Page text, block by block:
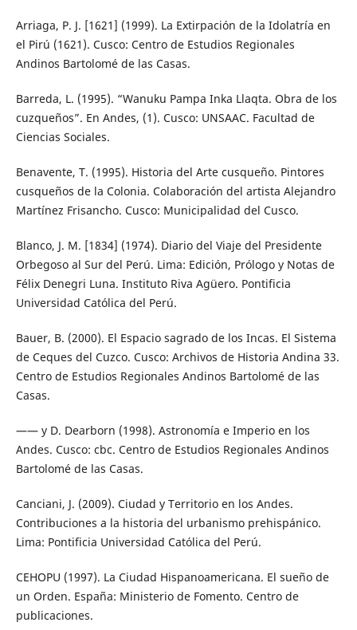
Arriaga, P. J. [1621] (1999). La Extirpación de la Idolatría en
el Pirú (1621). Cusco: Centro de Estudios Regionales
Andinos Bartolomé de las Casas.
Barreda, L. (1995). “Wanuku Pampa Inka Llaqta. Obra de los
cuzqueños”. En Andes, (1). Cusco: UNSAAC. Facultad de
Ciencias Sociales.
Benavente, T. (1995). Historia del Arte cusqueño. Pintores
cusqueños de la Colonia. Colaboración del artista Alejandro
Martínez Frisancho. Cusco: Municipalidad del Cusco.
Blanco, J. M. [1834] (1974). Diario del Viaje del Presidente
Orbegoso al Sur del Perú. Lima: Edición, Prólogo y Notas de
Félix Denegri Luna. Instituto Riva Agüero. Pontificia
Universidad Católica del Perú.
Bauer, B. (2000). El Espacio sagrado de los Incas. El Sistema
de Ceques del Cuzco. Cusco: Archivos de Historia Andina 33.
Centro de Estudios Regionales Andinos Bartolomé de las
Casas.
—— y D. Dearborn (1998). Astronomía e Imperio en los
Andes. Cusco: cbc. Centro de Estudios Regionales Andinos
Bartolomé de las Casas.
Canciani, J. (2009). Ciudad y Territorio en los Andes.
Contribuciones a la historia del urbanismo prehispánico.
Lima: Pontificia Universidad Católica del Perú.
CEHOPU (1997). La Ciudad Hispanoamericana. El sueño de
un Orden. España: Ministerio de Fomento. Centro de
publicaciones.